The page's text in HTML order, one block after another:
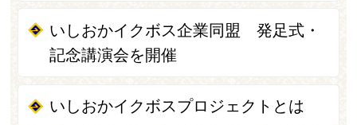
いしおかイクボス企業同盟 発足式・
記念講演会を開催
いしおかイクボスプロジェクトとは